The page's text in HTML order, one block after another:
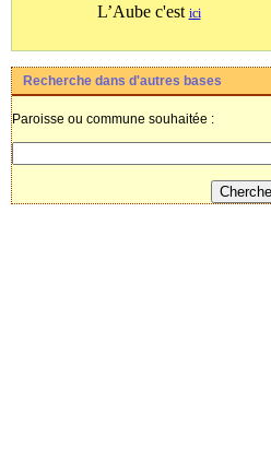
L’Aube c'est ici
Recherche dans d'autres bases
Paroisse ou commune souhaitée :